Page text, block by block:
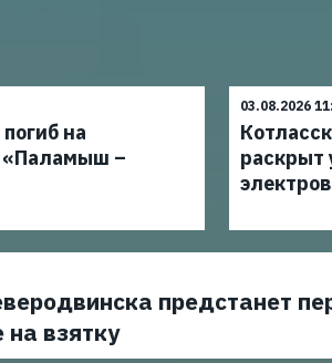
на
«Паламыш –
03.08.2026
раскрыт
предстанет
взятку